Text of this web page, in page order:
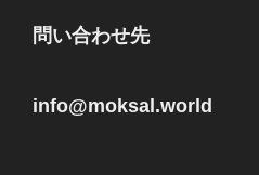
問い合わせ先
info@moksal.world